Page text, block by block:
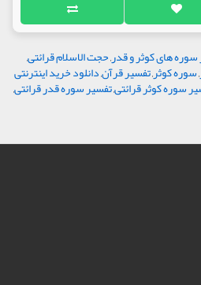
های کوثر و قدر,حجت الاسلام قرائتی,
,سوره کوثر,تفسیر قرآن,دانلود خرید اینترنتی
سوره کوثر قرائتی,تفسیر سوره قدر قرائتی,